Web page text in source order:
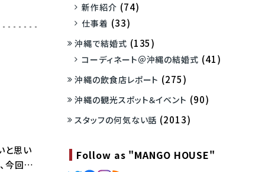
と思い
今回…
新作紹介 (74)
仕事着 (33)
沖縄で結婚式 (135)
コーディネート＠沖縄の結婚式 (41)
沖縄の飲食店レポート (275)
沖縄の観光スポット＆イベント (90)
スタッフの何気ない話 (2013)
Follow as "MANGO HOUSE"